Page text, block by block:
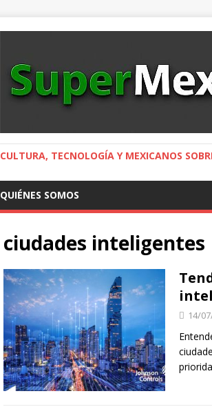
CULTURA, TECNOLOGÍA Y MEXICANOS
QUIÉNES SOMOS
ciudades inteligentes
14/